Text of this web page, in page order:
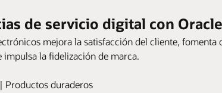
de servicio digital con
mejora la satisfacción del cliente, fomenta
impulsa la fidelización de marca.
Productos duraderos